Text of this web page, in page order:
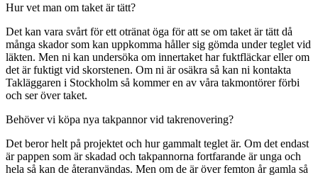
Hur vet man om taket är tätt?
Det kan vara svårt för ett otränat öga för att se om taket är tätt då
många skador som kan uppkomma håller sig gömda under teglet vid
läkten. Men ni kan undersöka om innertaket har fuktfläckar eller om
det är fuktigt vid skorstenen. Om ni är osäkra så kan ni kontakta
Takläggaren i Stockholm så kommer en av våra takmontörer förbi
och ser över taket.
Behöver vi köpa nya takpannor vid takrenovering?
Det beror helt på projektet och hur gammalt teglet är. Om det endast
är pappen som är skadad och takpannorna fortfarande är unga och
hela så kan de återanvändas. Men om de är över femton år gamla så